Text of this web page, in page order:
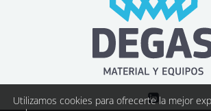
Utilizamos cookies para ofrecerte la mejor